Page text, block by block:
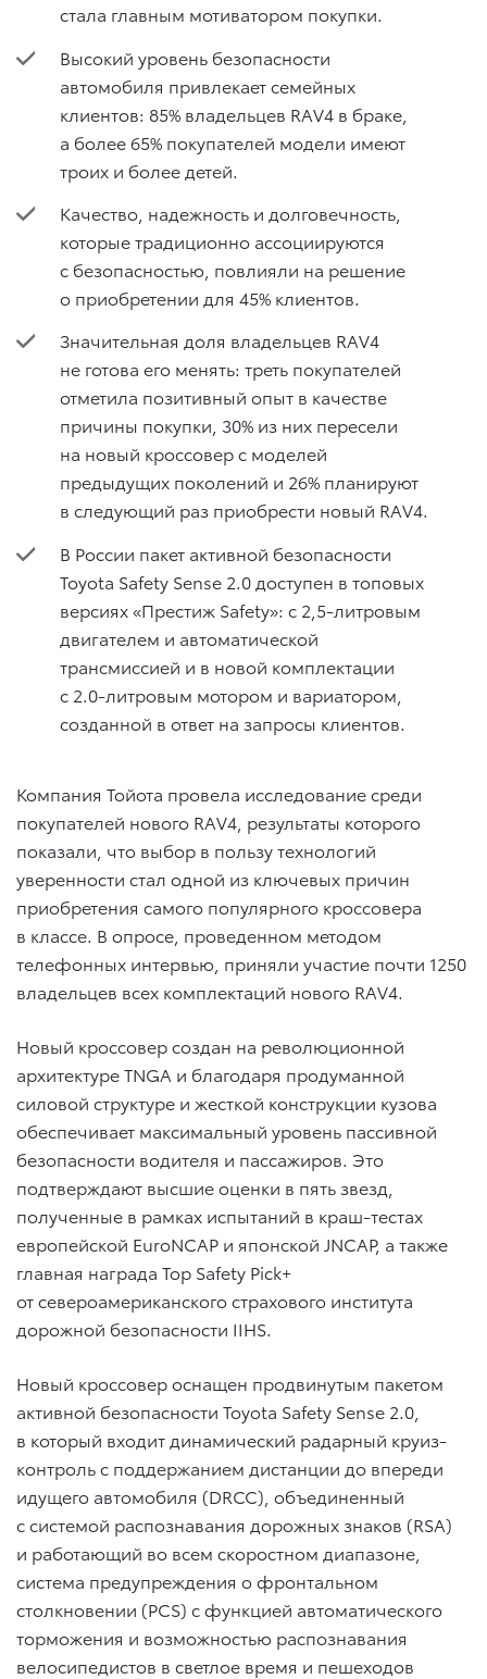
стала главным мотиватором покупки.
Высокий уровень безопасности
автомобиля привлекает семейных
клиентов: 85% владельцев RAV4 в браке,
а более 65% покупателей модели имеют
троих и более детей.
Качество, надежность и долговечность,
которые традиционно ассоциируются
с безопасностью, повлияли на решение
о приобретении для 45% клиентов.
Значительная доля владельцев RAV4
не готова его менять: треть покупателей
отметила позитивный опыт в качестве
причины покупки, 30% из них пересели
на новый кроссовер с моделей
предыдущих поколений и 26% планируют
в следующий раз приобрести новый RAV4.
В России пакет активной безопасности
Toyota Safety Sense 2.0 доступен в топовых
версиях «Престиж Safety»: c 2,5-литровым
двигателем и автоматической
трансмиссией и в новой комплектации
с 2.0-литровым мотором и вариатором,
созданной в ответ на запросы клиентов.
Компания Тойота провела исследование среди
покупателей нового RAV4, результаты которого
показали, что выбор в пользу технологий
уверенности стал одной из ключевых причин
приобретения самого популярного кроссовера
в классе. В опросе, проведенном методом
телефонных интервью, приняли участие почти 1250
владельцев всех комплектаций нового RAV4.
Новый кроссовер создан на революционной
архитектуре TNGA и благодаря продуманной
силовой структуре и жесткой конструкции кузова
обеспечивает максимальный уровень пассивной
безопасности водителя и пассажиров. Это
подтверждают высшие оценки в пять звезд,
полученные в рамках испытаний в краш-тестах
европейской EuroNCAP и японской JNCAP, а также
главная награда Top Safety Pick+
от североамериканского страхового института
дорожной безопасности IIHS.
Новый кроссовер оснащен продвинутым пакетом
активной безопасности Toyota Safety Sense 2.0,
в который входит динамический радарный круиз-
контроль с поддержанием дистанции до впереди
идущего автомобиля (DRCC), объединенный
с системой распознавания дорожных знаков (RSA)
и работающий во всем скоростном диапазоне,
система предупреждения о фронтальном
столкновении (PCS) с функцией автоматического
торможения и возможностью распознавания
велосипедистов в светлое время и пешеходов